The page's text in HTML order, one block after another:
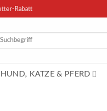
Rabatt
HUND, KATZE & PFERD